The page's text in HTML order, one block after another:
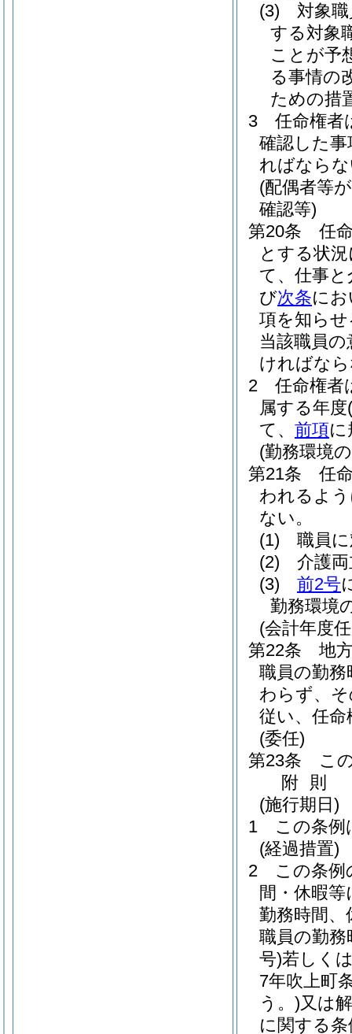
(3)
対象
する対象
ことが予
る事情の
ための措
3
任命権者
確認した
ればなら
(配偶者等
確認等)
第20条
任
とする状
て、仕事
び次条に
項を知ら
当該職員
ければな
2
任命権者
属する年度
て、 前項
(勤務環境
第21条
任
われるよ
ない。
(1)
職員
(2)
介護
(3)
前2号
勤務環境
(会計年度
第22条
地
職員の勤
わらず、
従い、任
(委任)
第23条
こ
附 則
(施行期日)
1
この条例
(経過措置)
2
この条例
間・休暇
勤務時間、
職員の勤務
号)若しく
7年吹上町
う。)又は
に関する条